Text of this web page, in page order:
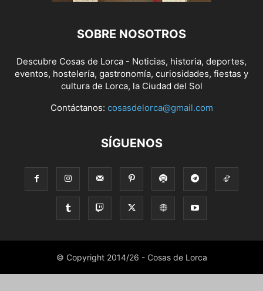
SOBRE NOSOTROS
Descubre Cosas de Lorca - Noticias, historia, deportes,
eventos, hostelería, gastronomía, curiosidades, fiestas y
cultura de Lorca, la Ciudad del Sol
Contáctanos: cosasdelorca@gmail.com
SÍGUENOS
© Copyright 2014/26 - Cosas de Lorca